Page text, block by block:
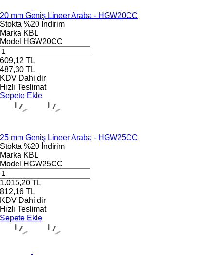
20 mm Geniş Lineer Araba - HGW20CC
Stokta %20 İndirim
Marka KBL
Model HGW20CC
609,12 TL
487,30 TL
KDV Dahildir
Hızlı Teslimat
Sepete Ekle
25 mm Geniş Lineer Araba - HGW25CC
Stokta %20 İndirim
Marka KBL
Model HGW25CC
1.015,20 TL
812,16 TL
KDV Dahildir
Hızlı Teslimat
Sepete Ekle